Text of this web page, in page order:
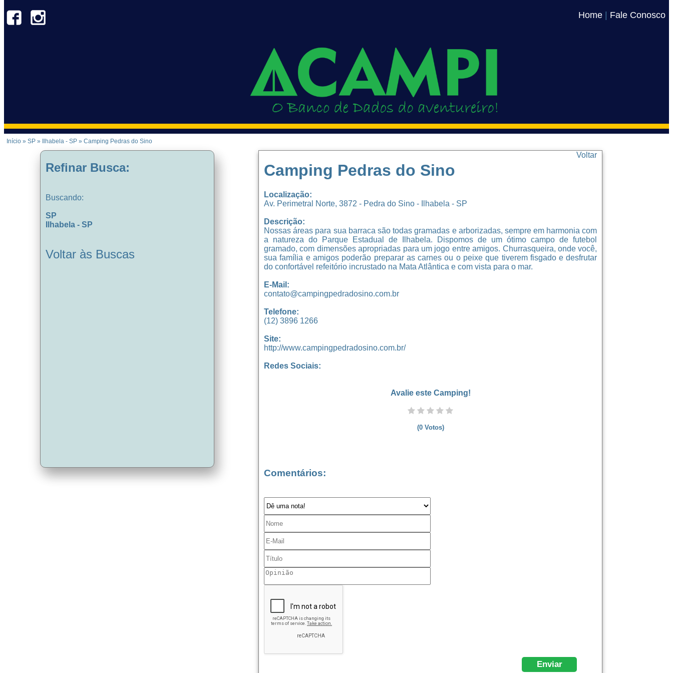
Home | Fale Conosco
Início » SP » Ilhabela - SP » Camping Pedras do Sino
Refinar Busca:
Buscando:
SP
Ilhabela - SP
Voltar às Buscas
Voltar
Camping Pedras do Sino
Localização:
Av. Perimetral Norte, 3872 - Pedra do Sino - Ilhabela - SP
Descrição:
Nossas áreas para sua barraca são todas gramadas e arborizadas, sempre em harmonia com
a natureza do Parque Estadual de Ilhabela. Dispomos de um ótimo campo de futebol
gramado, com dimensões apropriadas para um jogo entre amigos. Churrasqueira, onde você,
sua família e amigos poderão preparar as carnes ou o peixe que tiverem fisgado e desfrutar
do confortável refeitório incrustado na Mata Atlântica e com vista para o mar.
E-Mail:
contato@campingpedradosino.com.br
Telefone:
(12) 3896 1266
Site:
http://www.campingpedradosino.com.br/
Redes Sociais:
Avalie este Camping!
(0Votos)
Comentários: